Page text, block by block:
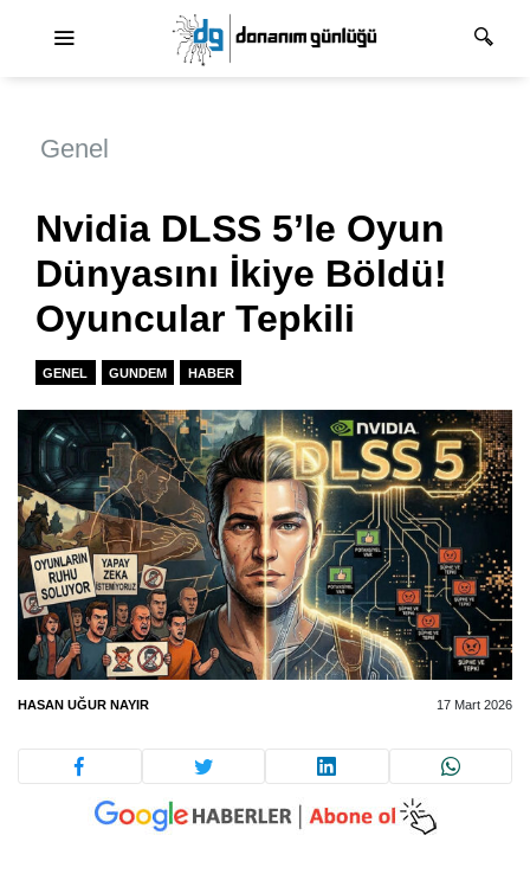
Genel
Nvidia DLSS 5’le Oyun
Dünyasını İkiye Böldü!
Oyuncular Tepkili
GENEL GUNDEM HABER
HASAN UĞUR NAYIR 17 Mart 2026